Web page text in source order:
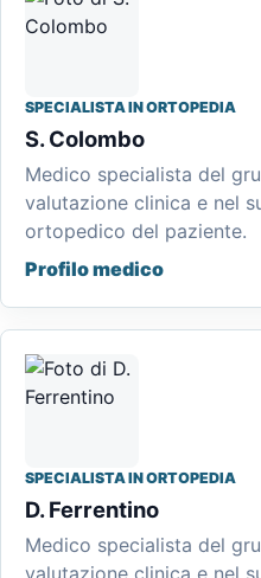
SPECIALISTA IN ORTOPEDIA
S. Colombo
Medico specialista del
valutazione clinica e nel
ortopedico del paziente.
Profilo medico
SPECIALISTA IN ORTOPEDIA
D. Ferrentino
Medico specialista del
valutazione clinica e nel